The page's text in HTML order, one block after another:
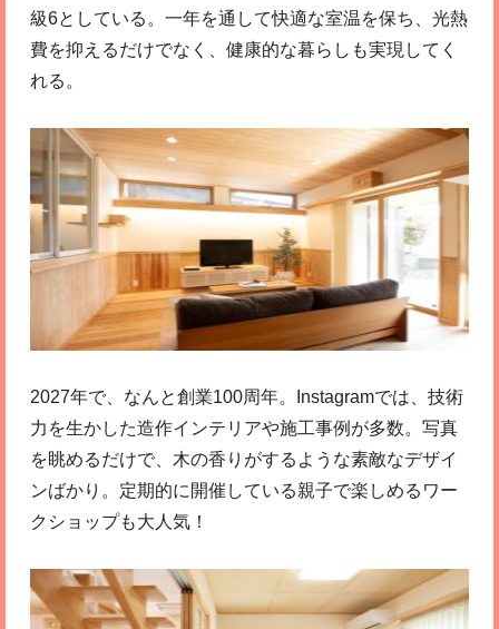
級6としている。一年を通して快適な室温を保ち、光熱
費を抑えるだけでなく、健康的な暮らしも実現してく
れる。
2027年で、なんと創業100周年。Instagramでは、技術
力を生かした造作インテリアや施工事例が多数。写真
を眺めるだけで、木の香りがするような素敵なデザイ
ンばかり。定期的に開催している親子で楽しめるワー
クショップも大人気！